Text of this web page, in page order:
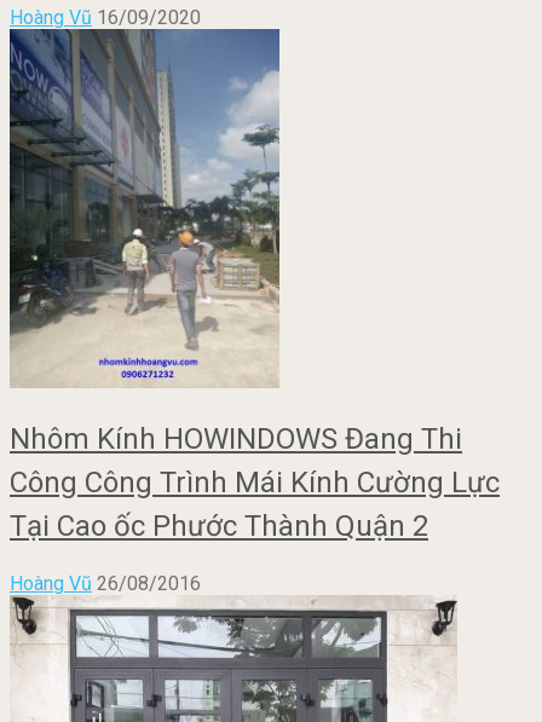
Hoàng Vũ 16/09/2020
Nhôm Kính HOWINDOWS Đang Thi
Công Công Trình Mái Kính Cường Lực
Tại Cao ốc Phước Thành Quận 2
Hoàng Vũ 26/08/2016